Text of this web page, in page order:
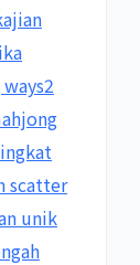
scatter
unik